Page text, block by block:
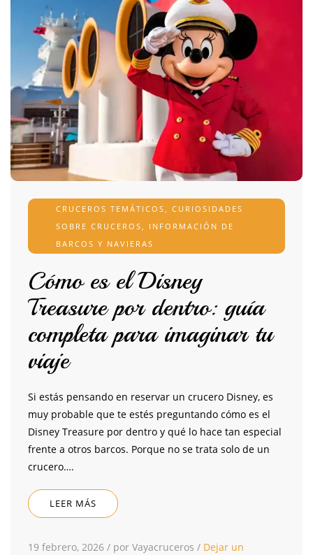
CRUCEROS TEMÁTICOS, CURIOSIDADES
SOBRE CRUCEROS, INFORMACIÓN DE
BARCOS Y NAVIERAS
Cómo es el Disney
Treasure por dentro: guía
completa para imaginar tu
viaje
Si estás pensando en reservar un crucero Disney, es
muy probable que te estés preguntando cómo es el
Disney Treasure por dentro y qué lo hace tan especial
frente a otros barcos. Porque no se trata solo de un
crucero….
LEER MÁS
19 febrero, 2026 / por Vayacruceros / Dejar un